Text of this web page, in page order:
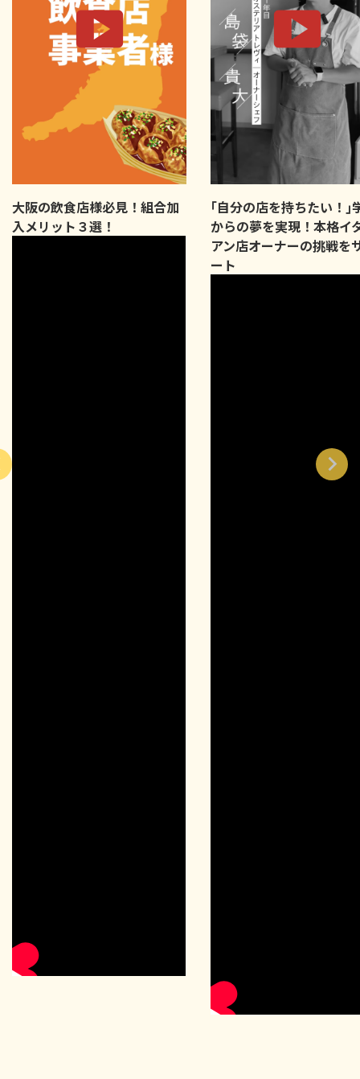
大阪の飲食店様必見！組合加
入メリット３選！
｢自分の店を持ちたい！｣
からの夢を実現！本格イ
アン店オーナーの挑戦を
ート